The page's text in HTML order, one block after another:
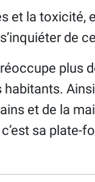
et la toxicité,
de
plus
et de la
sa plate-